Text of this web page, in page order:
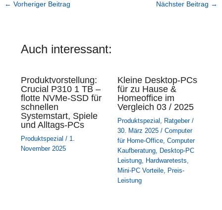
← Vorheriger Beitrag Nächster Beitrag →
Auch interessant:
Produktvorstellung:
Crucial P310 1 TB –
flotte NVMe-SSD für
schnellen
Systemstart, Spiele
und Alltags-PCs
Produktspezial / 1.
November 2025
Kleine Desktop-PCs
für zu Hause &
Homeoffice im
Vergleich 03 / 2025
Produktspezial , Ratgeber/
30. März 2025 / Computer
für Home-Office, Computer
Kaufberatung, Desktop-PC
Leistung, Hardwaretests,
Mini-PC Vorteile, Preis-
Leistung